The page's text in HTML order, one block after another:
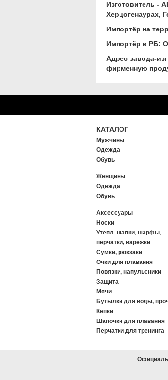
Изготовитель -
Херцогенаурах,
Импортёр на
Импортёр в РБ:
Адрес завода-
фирменную
КАТАЛОГ
Мужчины
Одежда
Обувь
Женщины
Одежда
Обувь
Аксессуары
Носки
Утепл. шапки, шарфы,
перчатки, варежки
Сумки, рюкзаки
Очки для плавания
Повязки, напульсники
Защита
Мячи
Бутылки для воды,
Кепки
Шапочки для плавания
Перчатки для тренинга